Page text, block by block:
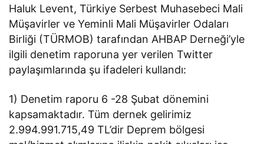
Haluk Levent, Türkiye Serbest Muhasebeci Mali
Müşavirler ve Yeminli Mali Müşavirler Odaları
Birliği (TÜRMOB) tarafından AHBAP Derneği’yle
ilgili denetim raporuna yer verilen Twitter
paylaşımlarında şu ifadeleri kullandı:
1) Denetim raporu 6 -28 Şubat dönemini
kapsamaktadır. Tüm dernek gelirimiz
2.994.991.715,49 TL’dir Deprem bölgesi